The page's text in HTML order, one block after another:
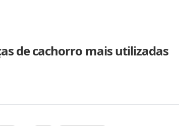
de cachorro mais utilizadas